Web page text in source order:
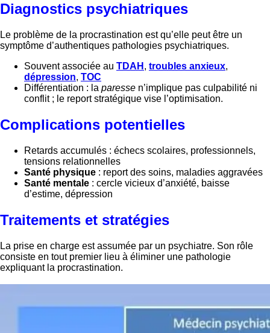
Diagnostics psychiatriques
Le problème de la procrastination est qu’elle peut être un
symptôme d’authentiques pathologies psychiatriques.
Souvent associée au TDAH , troubles anxieux,
dépression, TOC
Différentiation : la paresse n’implique pas culpabilité ni
conflit ; le report stratégique vise l’optimisation.
Complications potentielles
Retards accumulés : échecs scolaires, professionnels,
tensions relationnelles
Santé physique : report des soins, maladies aggravées
Santé mentale : cercle vicieux d’anxiété, baisse
d’estime, dépression
Traitements et stratégies
La prise en charge est assumée par un psychiatre. Son rôle
consiste en tout premier lieu à éliminer une pathologie
expliquant la procrastination.